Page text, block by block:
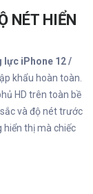
NÉT HIỂN
lực iPhone 12 /
khẩu hoàn toàn.
HD trên toàn bề
và độ nét trước
hiển thị mà chiếc